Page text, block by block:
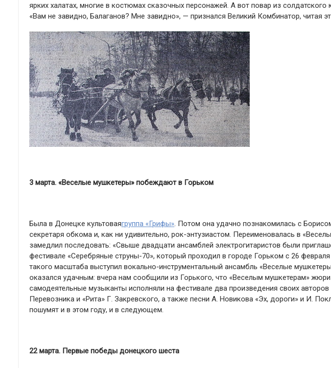
ярких халатах, многие в костюмах сказочных персонажей. А вот повар из
«Вам не завидно, Балаганов? Мне завидно», — признался Великий Комбинатор, читая
3 марта. «Веселые мушкетеры» побеждают в Горьком
Была в Донецке культоваягруппа «Грифы». Потом она удачно познакомилась с
секретаря обкома и, как ни удивительно, рок-энтузиастом. Переименовалась в
замедлил последовать: «Свыше двадцати ансамблей электрогитаристов были
фестивале «Серебряные струны-70», который проходил в городе Горьком с 26
такого масштаба выступил вокально-инструментальный ансамбль «Веселые
оказался удачным: вчера нам сообщили из Горького, что «Веселым мушкетерам»
самодеятельные музыканты исполняли на фестивале два произведения своих
Перевозника и «Рита» Г. Закревского, а также песни А. Новикова «Эх, дороги» и И.
пошумят и в этом году, и в следующем.
22 марта. Первые победы донецкого шеста